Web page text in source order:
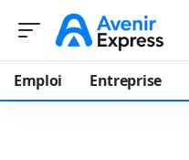
Emploi Entreprise